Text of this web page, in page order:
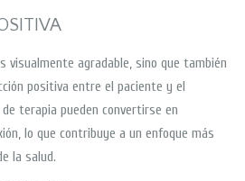
visualmente agradable, sino que también
positiva entre el paciente y el
terapia pueden convertirse en
lo que contribuye a un enfoque más
la salud.